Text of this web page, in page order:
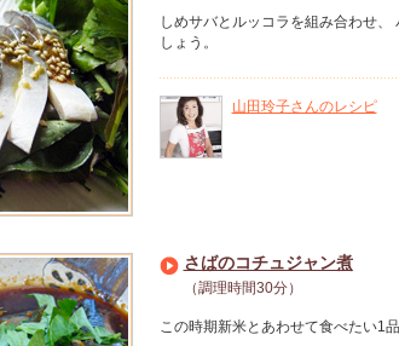
しめサバとルッコラを組み合わせ、
しょう。
山田玲子さんのレシピ
さばのコチュジャン煮
（調理時間30分）
この時期新米とあわせて食べたい1品